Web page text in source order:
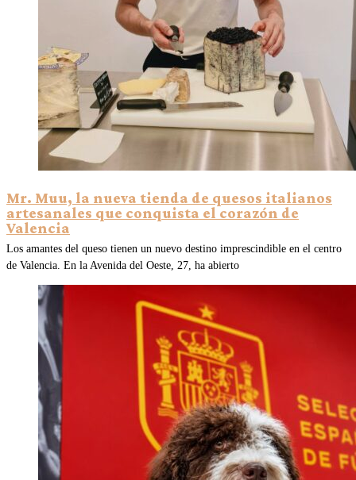
Mr. Muu, la nueva tienda de quesos italianos
artesanales que conquista el corazón de
Valencia
Los amantes del queso tienen un nuevo destino imprescindible en el centro
de Valencia. En la Avenida del Oeste, 27, ha abierto